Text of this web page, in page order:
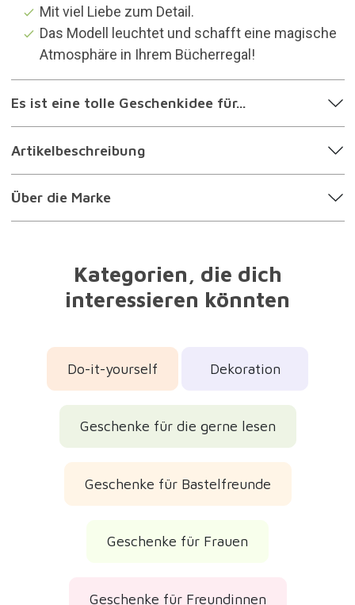
Mit viel Liebe zum Detail.
Das Modell leuchtet und schafft eine magische
Atmosphäre in Ihrem Bücherregal!
Es ist eine tolle Geschenkidee für...
Artikelbeschreibung
Über die Marke
Kategorien, die dich
interessieren könnten
Do-it-yourself Dekoration
Geschenke für die gerne lesen
Geschenke für Bastelfreunde
Geschenke für Frauen
Geschenke für Freundinnen